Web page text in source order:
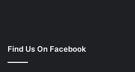
Find Us On Facebook